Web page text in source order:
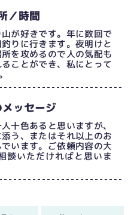
／時間
が好きです。年に数回で
りに行きます。夜明けと
を攻めるので人の気配も
ことができ、私にとって
ッセージ
十色あると思いますが、
う、またはそれ以上のお
います。ご依頼内容の大
談いただければと思いま